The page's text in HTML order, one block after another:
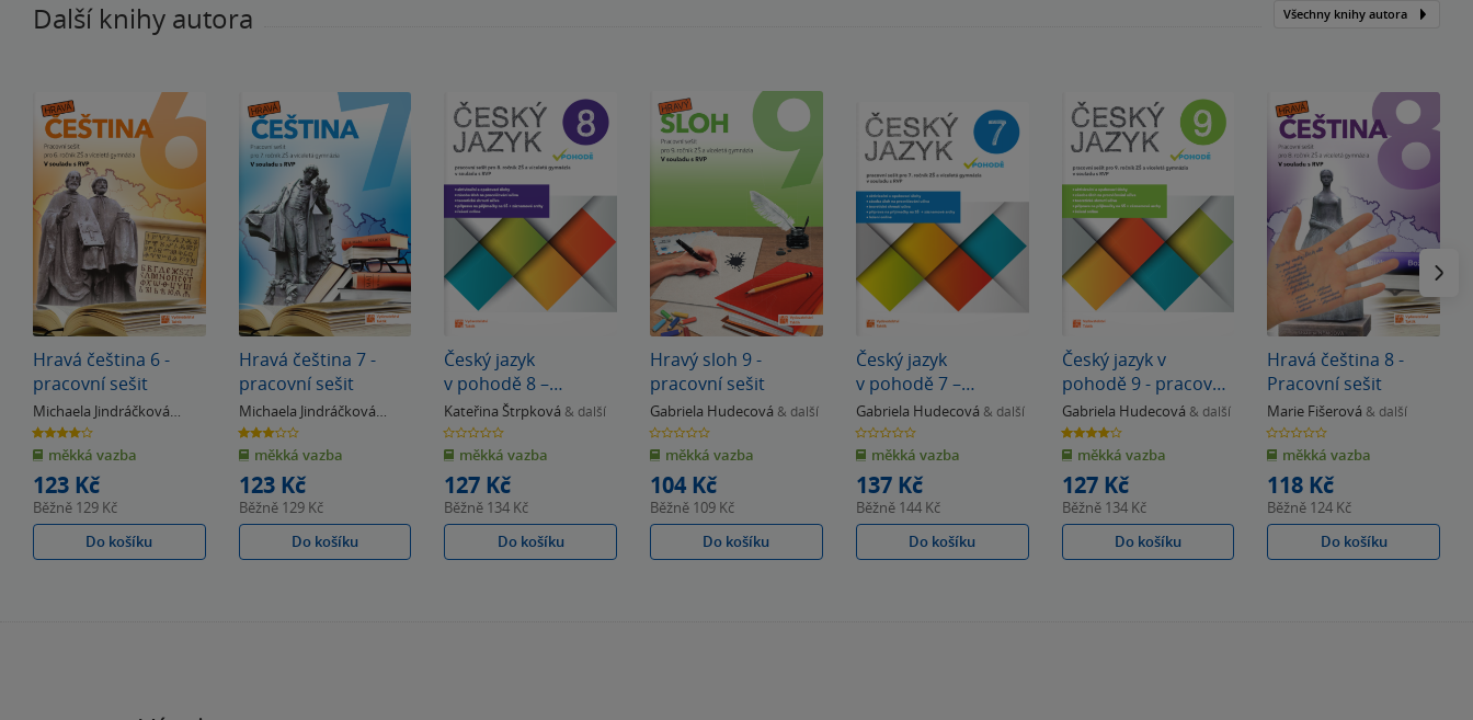
Další knihy autora Všechny knihy autora
Hravá čeština 6 -
pracovní sešit
Michaela Jindráčková
& další
4.0
z
5
hvězdiček
měkká vazba
123 Kč
Běžně 129 Kč
Do košíku
Hravá čeština 7 -
pracovní sešit
Michaela Jindráčková
& další
3.0
z
5
hvězdiček
měkká vazba
123 Kč
Běžně 129 Kč
Do košíku
Český jazyk
v pohodě 8 –
pracovní sešit
Kateřina Štrpková & další
0.0
z
5
hvězdiček
měkká vazba
127 Kč
Běžně 134 Kč
Do košíku
Hravý sloh 9 -
pracovní sešit
Gabriela Hudecová & další
0.0
z
5
hvězdiček
měkká vazba
104 Kč
Běžně 109 Kč
Do košíku
Český jazyk
v pohodě 7 –
pracovní sešit
Gabriela Hudecová & další
0.0
z
5
hvězdiček
měkká vazba
137 Kč
Běžně 144 Kč
Do košíku
Český jazyk v
pohodě 9 - pracovní
sešit
Gabriela Hudecová & další
4.0
z
5
hvězdiček
měkká vazba
127 Kč
Běžně 134 Kč
Do košíku
Hravá čeština 8 -
Pracovní sešit
Marie Fišerová & další
0.0
z
5
hvězdiček
měkká vazba
118 Kč
Běžně 124 Kč
Do košíku